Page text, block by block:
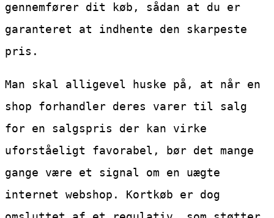
gennemfører dit køb, sådan at du er
garanteret at indhente den skarpeste
pris.
Man skal alligevel huske på, at når en
shop forhandler deres varer til salg
for en salgspris der kan virke
uforståeligt favorabel, bør det mange
gange være et signal om en uægte
internet webshop. Kortkøb er dog